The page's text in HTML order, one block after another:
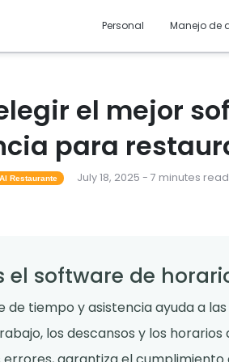
Personal Manejo de
certificación aprovechando nuestros cursos
prensa!
capacidades básicas hasta funciones
avanzadas.
Seminarios Web
expertos lo ayudan a avanzar y mantenerse
informado.
nuestras
el mejor
para
Restaurante July 18, 2025 - 7 minutes read
el software de
de tiempo y asistencia ayuda a
los descansos y los